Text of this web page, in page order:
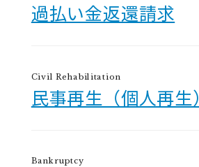
過払い金返還請求
Civil Rehabilitation
民事再生（個人再生）
Bankruptcy